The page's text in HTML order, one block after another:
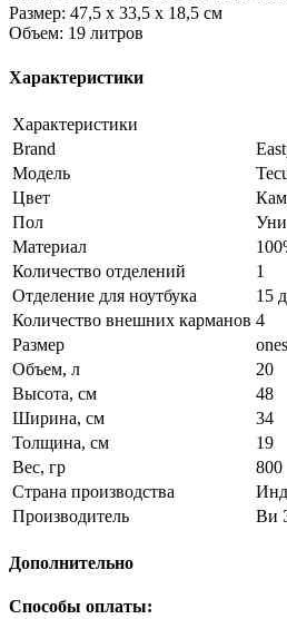
Размер: 47,5 х 33,5 х 18,5 см
Объем: 19 литров
Характеристики
Характеристики
Brand
Модель
Цвет
Пол
Материал
Количество отделений
1
Отделение для ноутбука
15
Количество внешних карманов 4
Размер
Объем, л
20
Высота, см
48
Ширина, см
34
Толщина, см
19
Вес, гр
800
Страна производства
Производитель
Ви
Дополнительно
Способы оплаты: